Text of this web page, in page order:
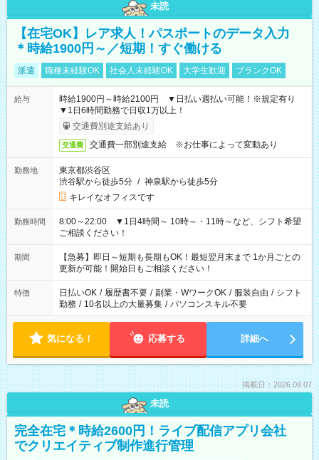
未読
【在宅OK】レア求人！パスポートのデータ入力
＊時給1900円～／短期！すぐ働ける
派遣 職種未経験OK 社会人未経験OK 大学生歓迎 ブランクOK
給与
時給1900円～時給2100円 ▼日払い週払い可能！※規定有り
▼1日6時間勤務で日収1万以上！
交通費別途支給あり
交通費 交通費一部別途支給 ※お仕事によって変動あり
勤務地
東京都渋谷区
渋谷駅から徒歩5分 / 神泉駅から徒歩5分
キレイなオフィスです
勤務時間
8:00～22:00 ▼1日4時間～ 10時～・11時～など、シフト希望
ご相談ください！
期間
【急募】即日～短期も長期もOK！最短翌月末まで 1か月ごとの
更新が可能！開始日もご相談ください！
特徴 日払いOK / 履歴書不要 / 副業・WワークOK / 服装自由 / シフト
勤務 / 10名以上の大量募集 / パソコンスキル不要
気になる！ 応募する 詳細へ
掲載日：2026.08.07
未読
完全在宅＊時給2600円！ライブ配信アプリ会社
でクリエイティブ制作進行管理